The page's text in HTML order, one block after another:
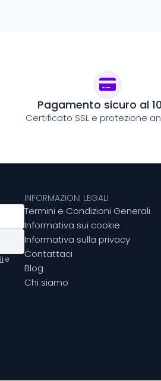
Pagamento sicuro al
Certificato SSL e protezione
e
INFORMAZIONI LEGALI
Termini e Condizioni Generali
Informativa sui cookie
Informativa sulla privacy
Contattaci
Blog
Chi siamo